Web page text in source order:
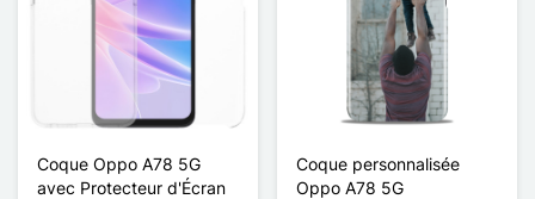
Coque Oppo A78 5G
avec Protecteur d'Écran
Coque personnalisée
Oppo A78 5G